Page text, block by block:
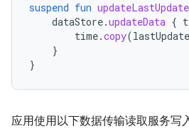
suspend fun
dataStore.updateData {
time.copy(
}
}
应用使用以下数据传输读取服务写